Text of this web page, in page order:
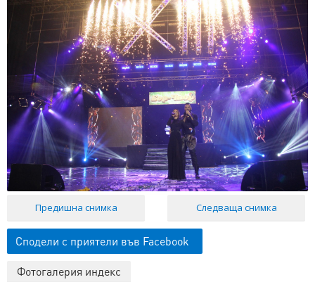
Предишна снимка Следваща снимка
Сподели с приятели във Facebook
Фотогалерия индекс